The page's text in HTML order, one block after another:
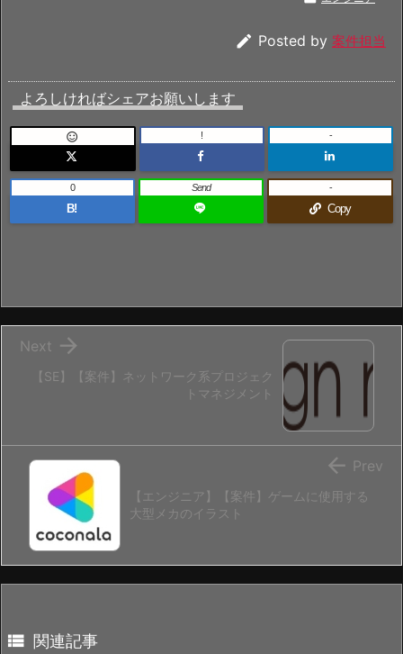
 Posted by 案件担当
よろしければシェアお願いします
 ! -
B!
0 Send
Copy
-
【SE】【案件】ネットワーク系プロジェク
トマネジメント

Next
【エンジニア】【案件】ゲームに使用する
大型メカのイラスト
 Prev
 関連記事